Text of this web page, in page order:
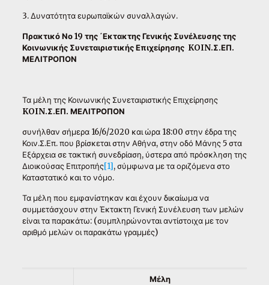
3. Δυνατότητα ευρωπαϊκών συναλλαγών.
Πρακτικό Νο 19 της ΄Εκτακτης Γενικής Συνέλευσης της
Κοινωνικής Συνεταιριστικής Επιχείρησης KOIN.Σ.ΕΠ.
ΜΕΛΙΤΡΟΠΟΝ
Τα μέλη της Κοινωνικής Συνεταιριστικής Επιχείρησης
KOIN.Σ.ΕΠ. ΜΕΛΙΤΡΟΠΟΝ
συνήλθαν σήμερα 16/6/2020 και ώρα 18:00 στην έδρα της
Κοιν.Σ.Επ. που βρίσκεται στην Αθήνα, στην οδό Μάνης 5 στα
Εξάρχεια σε τακτική συνεδρίαση, ύστερα από πρόσκληση της
Διοικούσας Επιτροπής[1], σύμφωνα με τα οριζόμενα στο
Καταστατικό και το νόμο.
Τα μέλη που εμφανίστηκαν και έχουν δικαίωμα να
συμμετάσχουν στην Έκτακτη Γενική Συνέλευση των μελών
είναι τα παρακάτω: (συμπληρώνονται αντίστοιχα με τον
αριθμό μελών οι παρακάτω γραμμές)
Μέλη